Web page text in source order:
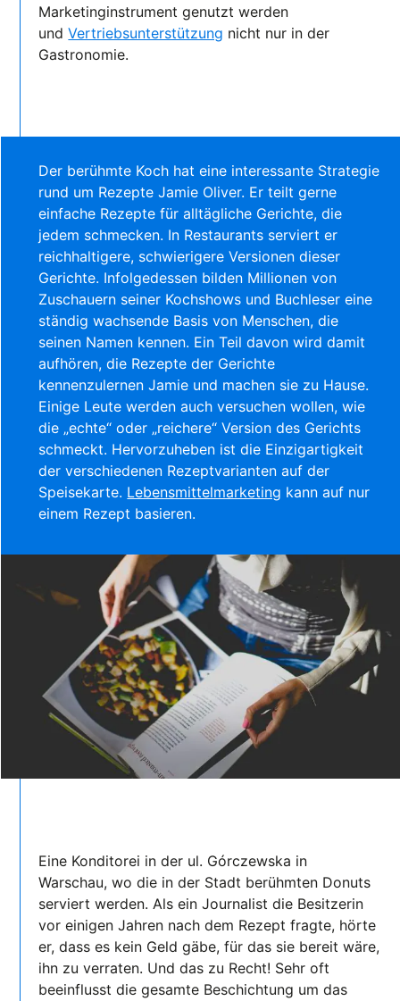
Marketinginstrument genutzt werden
undVertriebsunterstützung nicht nur in der
Gastronomie.
Der berühmte Koch hat eine interessante Strategie
rund um Rezepte Jamie Oliver. Er teilt gerne
einfache Rezepte für alltägliche Gerichte, die
jedem schmecken. In Restaurants serviert er
reichhaltigere, schwierigere Versionen dieser
Gerichte. Infolgedessen bilden Millionen von
Zuschauern seiner Kochshows und Buchleser eine
ständig wachsende Basis von Menschen, die
seinen Namen kennen. Ein Teil davon wird damit
aufhören, die Rezepte der Gerichte
kennenzulernenJamie und machen sie zu Hause.
Einige Leute werden auch versuchen wollen, wie
die „echte“ oder „reichere“ Version des Gerichts
schmeckt. Hervorzuheben ist die Einzigartigkeit
der verschiedenen Rezeptvarianten auf der
Speisekarte. Lebensmittelmarketing kann auf nur
einem Rezept basieren.
Eine Konditorei in der ul. Górczewska in
Warschau, wo die in der Stadt berühmten Donuts
serviert werden. Als ein Journalist die Besitzerin
vor einigen Jahren nach dem Rezept fragte, hörte
er, dass es kein Geld gäbe, für das sie bereit wäre,
ihn zu verraten. Und das zu Recht! Sehr oft
beeinflusst die gesamte Beschichtung um das